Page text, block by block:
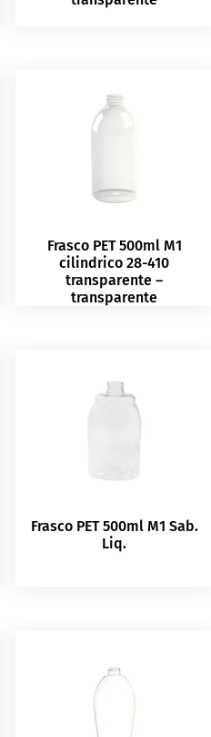
Frasco PET 500ml M1
cilindrico 28-410
transparente –
transparente
Frasco PET 500ml M1 Sab.
Liq.